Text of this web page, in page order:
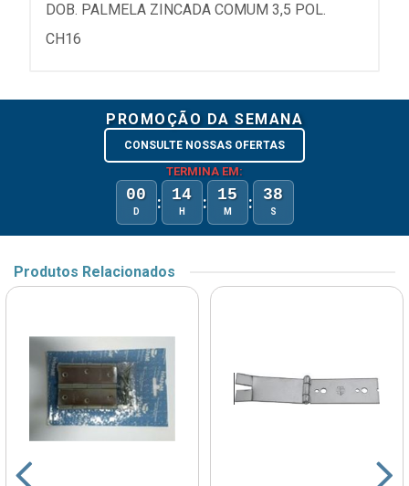
DOB. PALMELA ZINCADA COMUM 3,5 POL.
CH16
PROMOÇÃO DA SEMANA
CONSULTE NOSSAS OFERTAS
TERMINA EM:
00
D : 14
H : 15
M : 38
S
Produtos Relacionados